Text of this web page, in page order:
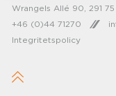
Integritetspolicy
Wrangels Allé 90, 291
+46 (0)44 71270